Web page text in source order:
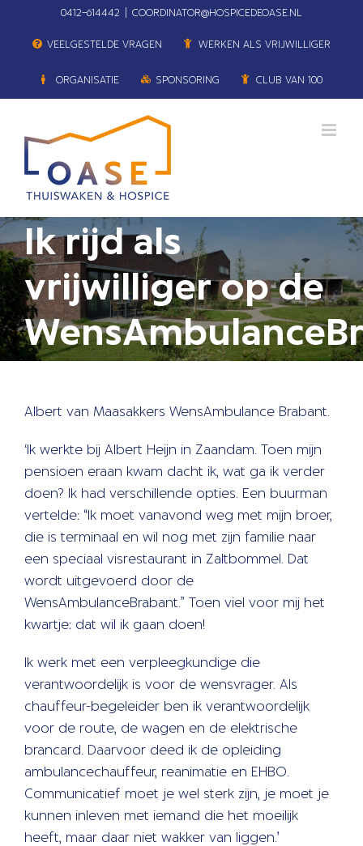
0412–614442 COORDINATOR@HOSPICEDEOASE.NL
VEELGESTELDE VRAGEN WERKEN ALS VRIJWILLIGER
ORGANISATIE SPONSORING CLUB VAN 100
Ik rijd als
vrijwilliger op de
Albert van Maasakkers WensAmbulance Brabant.
‘Ik werkte bij Albert Heijn in Zaandam. Toen mijn
pensioen eraan kwam dacht ik, wat ga ik verder
doen? Ik had verschillende opties. Een buurman
vertelde: “Ik moet vanavond weg met mijn broer,
die is terminaal en wil nog met zijn familie naar
een speciaal visrestaurant in Zaltbommel. Dat
wordt uitgevoerd door de
WensAmbulanceBrabant.” Toen viel voor mij het
kwartje: dat wil ik gaan doen!
Ik werk met een verpleegkundige die
verantwoordelijk is voor de wensvrager. Als
chauffeur-begeleider ben ik verantwoordelijk
voor de route, de wagen en de elektrische
brancard. Daarvoor deed ik de opleiding
ambulancechauffeur, reanimatie en EHBO.
Communicatief moet je wel sterk zijn, je moet je
kunnen inleven met iemand die het moeilijk
heeft, maar daar niet wakker van liggen.’